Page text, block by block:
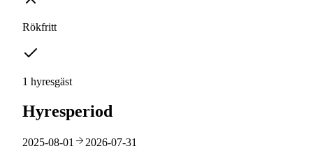
Rökfritt
1 hyresgäst
Hyresperiod
2025-08-01 2026-07-31